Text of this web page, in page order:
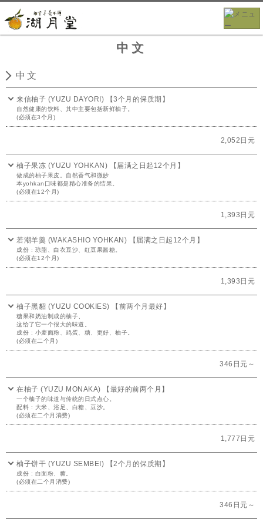
中文
中文
来信柚子 (YUZU DAYORI) 【3个月的保质期】
自然健康的饮料、其中主要包括新鲜柚子。
(必须在3个月)
2,052日元
柚子果冻 (YUZU YOHKAN) 【届满之日起12个月】
做成的柚子果皮。自然香气和微妙
本yohkan口味都是精心准备的结果。
(必须在12个月)
1,393日元
若潮羊羹 (WAKASHIO YOHKAN) 【届满之日起12个月】
成份 : 琼脂、白衣豆沙、红豆果酱糖。
(必须在12个月)
1,393日元
柚子黑貂 (YUZU COOKIES) 【前两个月最好】
糖果和奶油制成的柚子、
这给了它一个很大的味道。
成份 : 小麦面粉、鸡蛋、糖、更好、柚子。
(必须在二个月)
346日元～
在柚子 (YUZU MONAKA) 【最好的前两个月】
一个柚子的味道与传统的日式点心。
配料 : 大米、浴足、白糖、豆沙。
(必须在二个月消费)
1,777日元
柚子饼干 (YUZU SEMBEI) 【2个月的保质期】
成份 : 白面粉、糖。
(必须在二个月消费)
346日元～